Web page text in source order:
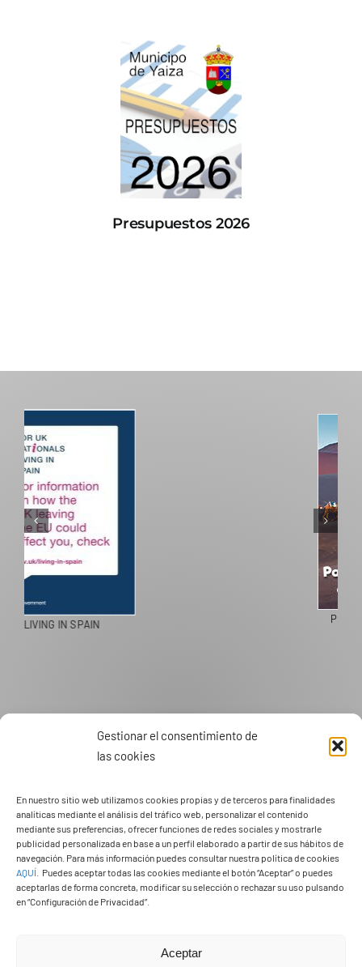
Gestionar el consentimiento de
las cookies
En nuestro sitio web utilizamos cookies propias y de terceros para finalidades
analíticas mediante el análisis del tráfico web, personalizar el contenido
mediante sus preferencias, ofrecer funciones de redes sociales y mostrarle
publicidad personalizada en base a un perfil elaborado a partir de sus hábitos de
navegación. Para más información puedes consultar nuestra política de cookies
AQUÍ
Puedes aceptar todas las cookies mediante el botón “Aceptar” o puedes
aceptarlas de forma concreta, modificar su selección o rechazar su uso pulsando
en “Configuración de Privacidad”.
Aceptar
Presupuestos 2026
PASEOS EN CAMELLO